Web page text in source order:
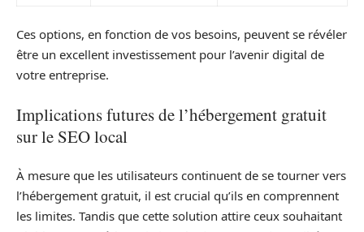
Ces options, en fonction de vos besoins, peuvent se révéler
être un excellent investissement pour l’avenir digital de
votre entreprise.
Implications futures de l’hébergement gratuit
sur le SEO local
À mesure que les utilisateurs continuent de se tourner vers
l’hébergement gratuit, il est crucial qu’ils en comprennent
les limites. Tandis que cette solution attire ceux souhaitant